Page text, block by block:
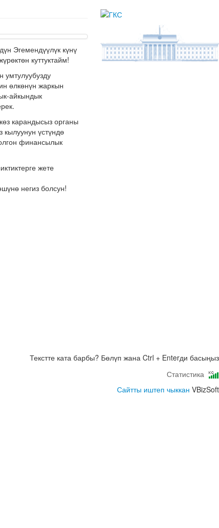
Эгемендүүлүк күнү
куттуктайм!
өлкөнүн жаркын
айкындык
карандысыз органы
үстүндө
финансылык
жете
негиз болсун!
Текстте ката барбы? Бөлүп жана Ctrl + Enterди басыңыз
Статистика
Сайтты иштеп чыккан VBizSoft